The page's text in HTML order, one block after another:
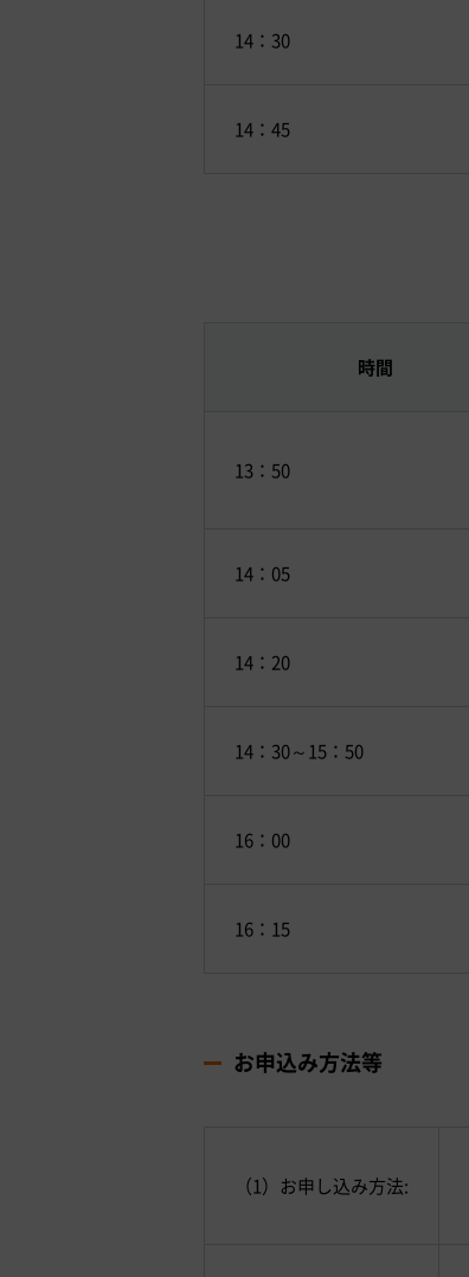
14：30
14：45
時間
13：50
14：05
14：20
14：30～15：50
16：00
16：15
お申込み方法等
（1）お申し込み方法: